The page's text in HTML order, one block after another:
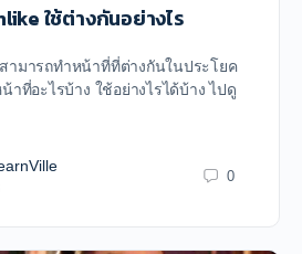
ใช้ต่างกันอย่างไร
ามารถทำหน้าที่ที่ต่างกันในประโยค
าที่อะไรบ้าง ใช้อย่างไรได้บ้าง ไปดู
0